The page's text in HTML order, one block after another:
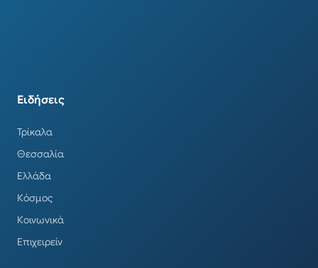
Ειδήσεις
Τρίκαλα
Θεσσαλία
Ελλάδα
Κόσμος
Κοινωνικά
Επιχειρείν